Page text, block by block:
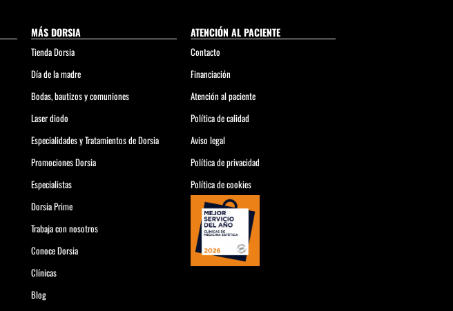
MÁS DORSIA
Tienda Dorsia
Día de la madre
Bodas, bautizos y comuniones
Laser diodo
Especialidades y Tratamientos de Dorsia
Promociones Dorsia
Especialistas
Dorsia Prime
Trabaja con nosotros
Conoce Dorsia
Clínicas
Blog
ATENCIÓN AL PACIENTE
Contacto
Financiación
Atención al paciente
Política de calidad
Aviso legal
Política de privacidad
Política de cookies